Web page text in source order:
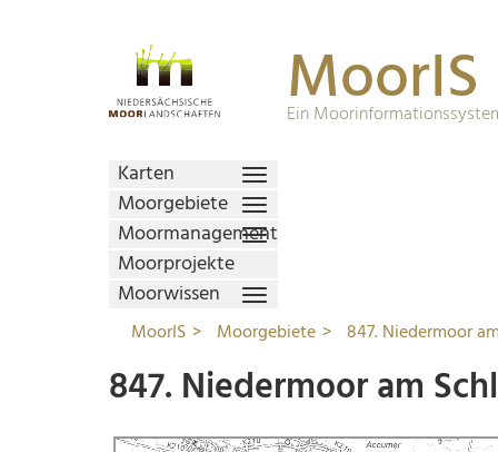
MoorIS
Ein
Karten
Moorgebiete
Moormanagement
Moorprojekte
Moorwissen
MoorIS Moorgebiete 847. Niedermoor
847. Niedermoor am